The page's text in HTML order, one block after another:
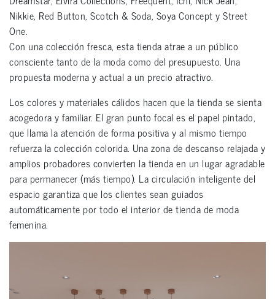
Nikkie, Red Button, Scotch & Soda, Soya Concept y Street
One.
Con una colección fresca, esta tienda atrae a un público
consciente tanto de la moda como del presupuesto. Una
propuesta moderna y actual a un precio atractivo.
Los colores y materiales cálidos hacen que la tienda se sienta
acogedora y familiar. El gran punto focal es el papel pintado,
que llama la atención de forma positiva y al mismo tiempo
refuerza la colección colorida. Una zona de descanso relajada y
amplios probadores convierten la tienda en un lugar agradable
para permanecer (más tiempo). La circulación inteligente del
espacio garantiza que los clientes sean guiados
automáticamente por todo el interior de tienda de moda
femenina.